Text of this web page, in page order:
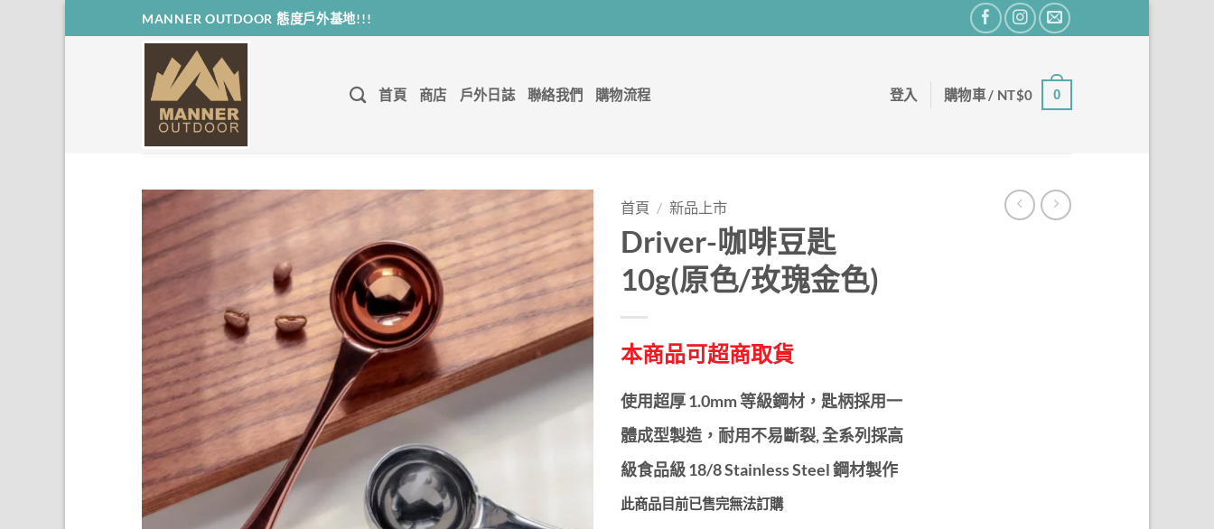
to
MANNER OUTDOOR 態度戶外基地!!!
首頁 商店 戶外日誌 聯絡我們 購物流程 登入 購物車 / NT$0 0
首頁 / 新品上市
Driver-咖啡豆匙
10g(原色/玫瑰金色)
本商品可超商取貨
使用超厚 1.0mm 等級鋼材，匙柄採用一
體成型製造，耐用不易斷裂, 全系列採高
級食品級 18/8 Stainless Steel 鋼材製作
此商品目前已售完無法訂購